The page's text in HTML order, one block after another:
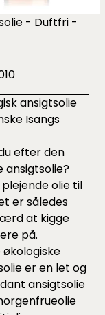
- Duftfri -
ansigtsolie
Isangs
efter den
ansigtsolie?
plejende olie til
er således
at kigge
på.
økologiske
er en let og
ansigtsolie